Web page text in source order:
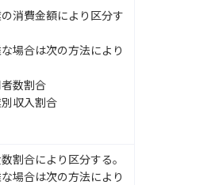
消費金額により区分す
な場合は次の方法により
数割合
収入割合
割合により区分する。
な場合は次の方法により